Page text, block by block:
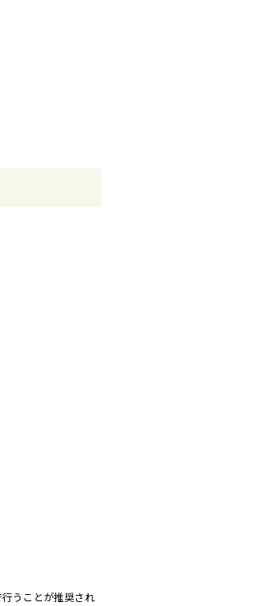
うことが推奨され